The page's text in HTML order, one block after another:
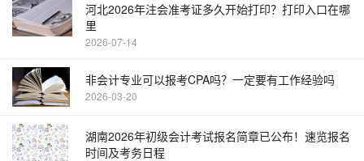
河北2026年注会准考证多久开始打印？打印入口在哪
里
2026-07-14
非会计专业可以报考CPA吗？一定要有工作经验吗
2026-03-20
湖南2026年初级会计考试报名简章已公布！速览报名
时间及考务日程